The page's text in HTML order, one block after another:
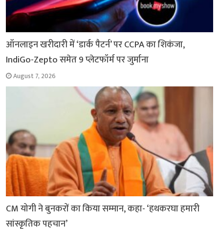
ऑनलाइन खरीदारी में ‘डार्क पैटर्न’ पर CCPA का शिकंजा,
IndiGo-Zepto समेत 9 प्लेटफॉर्म पर जुर्माना
August 7, 2026
CM योगी ने बुनकरों का किया सम्मान, कहा- ‘हथकरघा हमारी
सांस्कृतिक पहचान’